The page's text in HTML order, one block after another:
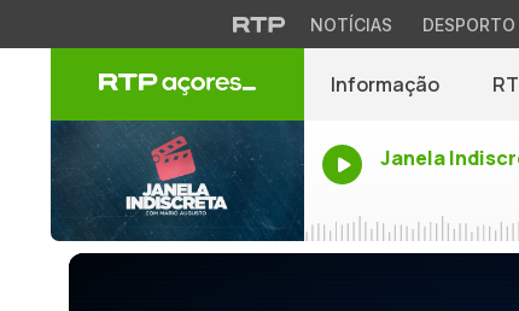
NOTÍCIAS DESPORTO
Informação
Janela